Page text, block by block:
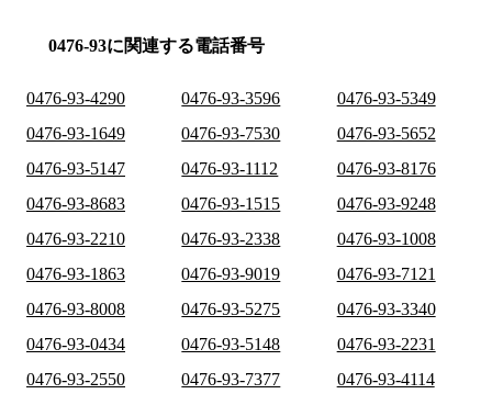
0476-93に関連する電話番号
0476-93-4290 0476-93-3596
0476-93-5349
0476-93-1649
0476-93-7530
0476-93-5652
0476-93-5147
0476-93-1112
0476-93-8176
0476-93-8683
0476-93-1515
0476-93-9248
0476-93-2210
0476-93-2338
0476-93-1008
0476-93-1863
0476-93-9019
0476-93-7121
0476-93-8008
0476-93-5275
0476-93-3340
0476-93-0434
0476-93-5148
0476-93-2231
0476-93-2550
0476-93-7377
0476-93-4114